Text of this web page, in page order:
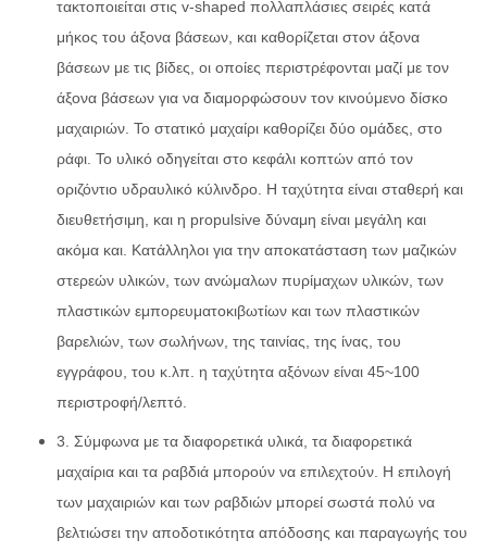
τακτοποιείται στις v-shaped πολλαπλάσιες σειρές κατά
μήκος του άξονα βάσεων, και καθορίζεται στον άξονα
βάσεων με τις βίδες, οι οποίες περιστρέφονται μαζί με τον
άξονα βάσεων για να διαμορφώσουν τον κινούμενο δίσκο
μαχαιριών. Το στατικό μαχαίρι καθορίζει δύο ομάδες, στο
ράφι. Το υλικό οδηγείται στο κεφάλι κοπτών από τον
οριζόντιο υδραυλικό κύλινδρο. Η ταχύτητα είναι σταθερή και
διευθετήσιμη, και η propulsive δύναμη είναι μεγάλη και
ακόμα και. Κατάλληλοι για την αποκατάσταση των μαζικών
στερεών υλικών, των ανώμαλων πυρίμαχων υλικών, των
πλαστικών εμπορευματοκιβωτίων και των πλαστικών
βαρελιών, των σωλήνων, της ταινίας, της ίνας, του
εγγράφου, του κ.λπ. η ταχύτητα αξόνων είναι 45~100
περιστροφή/λεπτό.
3. Σύμφωνα με τα διαφορετικά υλικά, τα διαφορετικά
μαχαίρια και τα ραβδιά μπορούν να επιλεχτούν. Η επιλογή
των μαχαιριών και των ραβδιών μπορεί σωστά πολύ να
βελτιώσει την αποδοτικότητα απόδοσης και παραγωγής του